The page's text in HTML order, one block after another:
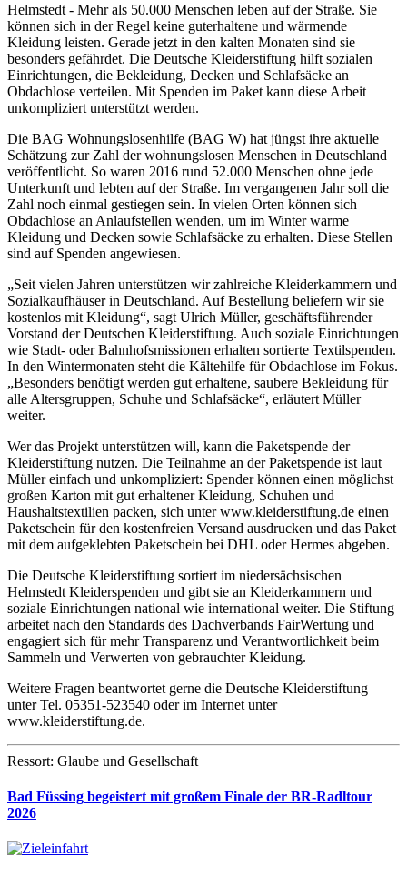
Helmstedt - Mehr als 50.000 Menschen leben auf der Straße. Sie
können sich in der Regel keine guterhaltene und wärmende
Kleidung leisten. Gerade jetzt in den kalten Monaten sind sie
besonders gefährdet. Die Deutsche Kleiderstiftung hilft sozialen
Einrichtungen, die Bekleidung, Decken und Schlafsäcke an
Obdachlose verteilen. Mit Spenden im Paket kann diese Arbeit
unkompliziert unterstützt werden.
Die BAG Wohnungslosenhilfe (BAG W) hat jüngst ihre aktuelle
Schätzung zur Zahl der wohnungslosen Menschen in Deutschland
veröffentlicht. So waren 2016 rund 52.000 Menschen ohne jede
Unterkunft und lebten auf der Straße. Im vergangenen Jahr soll die
Zahl noch einmal gestiegen sein. In vielen Orten können sich
Obdachlose an Anlaufstellen wenden, um im Winter warme
Kleidung und Decken sowie Schlafsäcke zu erhalten. Diese Stellen
sind auf Spenden angewiesen.
„Seit vielen Jahren unterstützen wir zahlreiche Kleiderkammern und
Sozialkaufhäuser in Deutschland. Auf Bestellung beliefern wir sie
kostenlos mit Kleidung“, sagt Ulrich Müller, geschäftsführender
Vorstand der Deutschen Kleiderstiftung. Auch soziale Einrichtungen
wie Stadt- oder Bahnhofsmissionen erhalten sortierte Textilspenden.
In den Wintermonaten steht die Kältehilfe für Obdachlose im Fokus.
„Besonders benötigt werden gut erhaltene, saubere Bekleidung für
alle Altersgruppen, Schuhe und Schlafsäcke“, erläutert Müller
weiter.
Wer das Projekt unterstützen will, kann die Paketspende der
Kleiderstiftung nutzen. Die Teilnahme an der Paketspende ist laut
Müller einfach und unkompliziert: Spender können einen möglichst
großen Karton mit gut erhaltener Kleidung, Schuhen und
Haushaltstextilien packen, sich unter www.kleiderstiftung.de einen
Paketschein für den kostenfreien Versand ausdrucken und das Paket
mit dem aufgeklebten Paketschein bei DHL oder Hermes abgeben.
Die Deutsche Kleiderstiftung sortiert im niedersächsischen
Helmstedt Kleiderspenden und gibt sie an Kleiderkammern und
soziale Einrichtungen national wie international weiter. Die Stiftung
arbeitet nach den Standards des Dachverbands FairWertung und
engagiert sich für mehr Transparenz und Verantwortlichkeit beim
Sammeln und Verwerten von gebrauchter Kleidung.
Weitere Fragen beantwortet gerne die Deutsche Kleiderstiftung
unter Tel. 05351-523540 oder im Internet unter
www.kleiderstiftung.de.
Ressort: Glaube und Gesellschaft
Bad Füssing begeistert mit großem Finale der BR-Radltour
2026